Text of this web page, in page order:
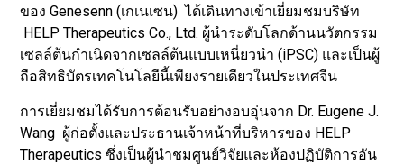
ของ Genesenn (เกเนเซน) ได้เดินทางเข้าเยี่ยมชมบริษัท
HELP Therapeutics Co., Ltd. ผู้นำระดับโลกด้านนวัตกรรม
เซลล์ต้นกำเนิดจากเซลล์ต้นแบบเหนี่ยวนำ (iPSC) และเป็นผู้
ถือสิทธิบัตรเทคโนโลยีนี้เพียงรายเดียวในประเทศจีน
การเยี่ยมชมได้รับการต้อนรับอย่างอบอุ่นจาก Dr. Eugene J.
Wang ผู้ก่อตั้งและประธานเจ้าหน้าที่บริหารของ HELP
Therapeutics ซึ่งเป็นผู้นำชมศูนย์วิจัยและห้องปฏิบัติการอัน